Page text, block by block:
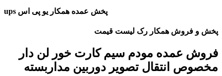
پخش عمده همکار یو پی اس ups
پخش و فروش همکار رک لیست قیمت
فروش عمده مودم سیم کارت خور لن دار
مخصوص انتقال تصویر دوربین مداربسته